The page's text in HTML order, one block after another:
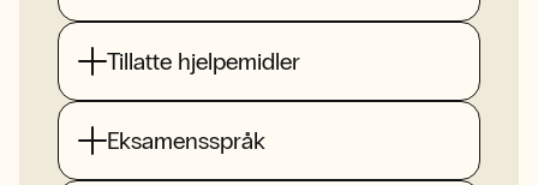
Tillatte hjelpemidler
Eksamensspråk